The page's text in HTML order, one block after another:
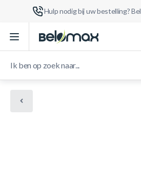
Hulp nodig bij uw bestelling? Bel
Ga naar de inhoud